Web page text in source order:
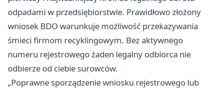
odpadami w przedsiębiorstwie. Prawidłowo złożony
wniosek BDO warunkuje możliwość przekazywania
śmieci firmom recyklingowym. Bez aktywnego
numeru rejestrowego żaden legalny odbiorca nie
odbierze od ciebie surowców.
„Poprawne sporządzenie wniosku rejestrowego lub